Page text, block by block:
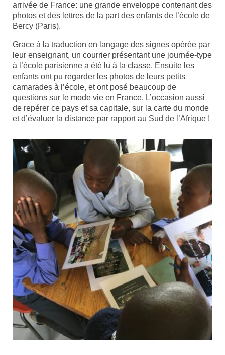
arrivée de France: une grande enveloppe contenant des
photos et des lettres de la part des enfants de l’école de
Bercy (Paris).
Grace à la traduction en langage des signes opérée par
leur enseignant, un courrier présentant une journée-type
à l’école parisienne a été lu à la classe. Ensuite les
enfants ont pu regarder les photos de leurs petits
camarades à l’école, et ont posé beaucoup de
questions sur le mode vie en France. L’occasion aussi
de repérer ce pays et sa capitale, sur la carte du monde
et d’évaluer la distance par rapport au Sud de l’Afrique !